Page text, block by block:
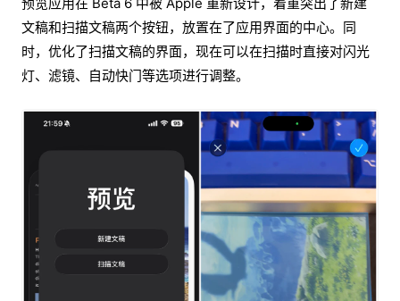
文稿和扫描文稿两个按钮，放置在了应用界面的中心。同
时，优化了扫描文稿的界面，现在可以在扫描时直接对闪光
灯、滤镜、自动快门等选项进行调整。